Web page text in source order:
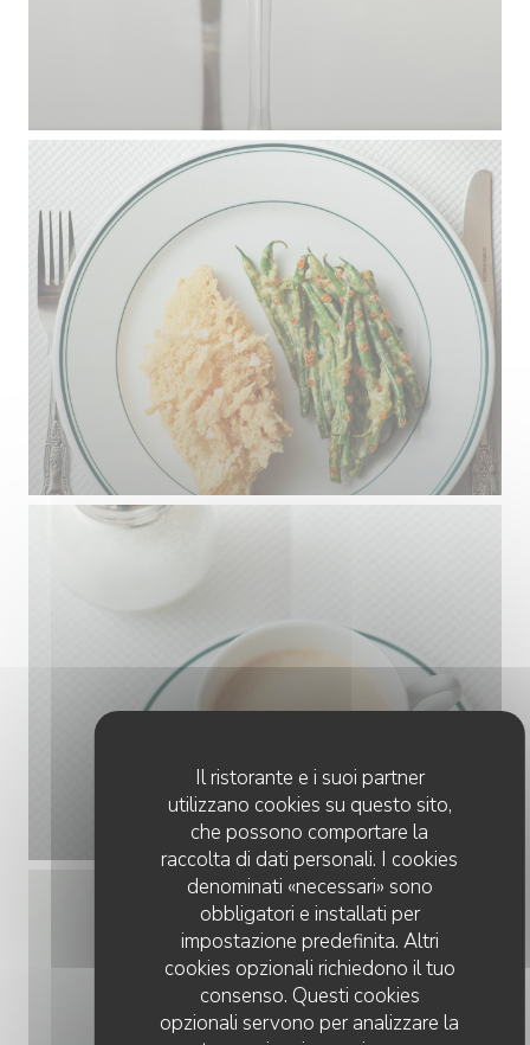
Il ristorante e i suoi partner
utilizzano cookies su questo sito,
che possono comportare la
raccolta di dati personali. I cookies
denominati «necessari» sono
obbligatori e installati per
impostazione predefinita. Altri
cookies opzionali richiedono il tuo
consenso. Questi cookies
opzionali servono per analizzare la